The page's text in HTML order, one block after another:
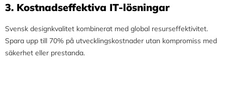
3.⁠ ⁠Kostnadseffektiva IT-lösningar
Svensk designkvalitet kombinerat med global resurseffektivitet.
Spara upp till 70% på utvecklingskostnader utan kompromiss med
säkerhet eller prestanda.